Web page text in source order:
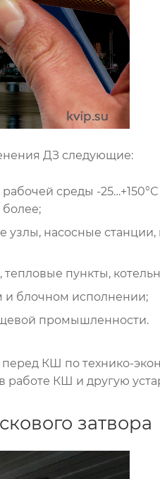
ДЗ следующие:
среды -
насосные
пункты,
и блочном исполнении;
промышленности.
КШ по технико-
работе КШ и другую
затвора